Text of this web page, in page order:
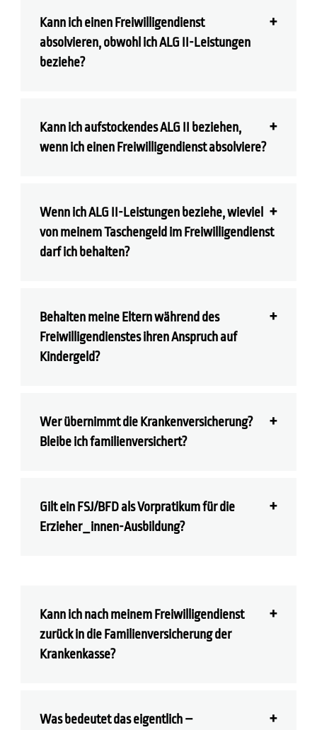
Kann ich einen Freiwilligendienst
absolvieren, obwohl ich ALG II-Leistungen
beziehe?
Kann ich aufstockendes ALG II beziehen,
wenn ich einen Freiwilligendienst absolviere?
Wenn ich ALG II-Leistungen beziehe, wieviel
von meinem Taschengeld im Freiwilligendienst
darf ich behalten?
Behalten meine Eltern während des
Freiwilligendienstes ihren Anspruch auf
Kindergeld?
Wer übernimmt die Krankenversicherung?
Bleibe ich familienversichert?
Gilt ein FSJ/BFD als Vorpratikum für die
Erzieher_innen-Ausbildung?
Kann ich nach meinem Freiwilligendienst
zurück in die Familienversicherung der
Krankenkasse?
Was bedeutet das eigentlich –